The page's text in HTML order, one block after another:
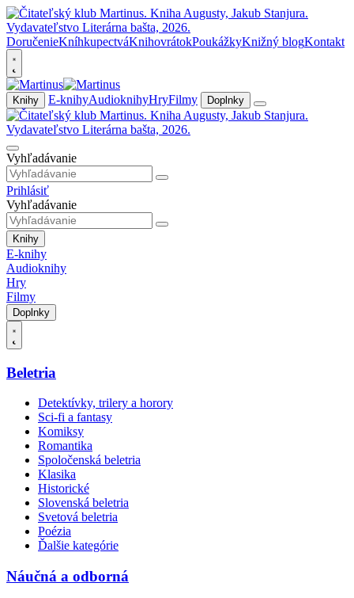
DoručenieKníhkupectváKnihovrátokPoukážkyKnižný blogKontakt
Knihy E-knihyAudioknihyHryFilmy Doplnky
Vyhľadávanie
Prihlásiť
Vyhľadávanie
Knihy
E-knihy
Audioknihy
Hry
Filmy
Doplnky
Beletria
Detektívky, trilery a horory
Sci-fi a fantasy
Komiksy
Romantika
Spoločenská beletria
Klasika
Historické
Slovenská beletria
Svetová beletria
Poézia
Ďalšie kategórie
Náučná a odborná